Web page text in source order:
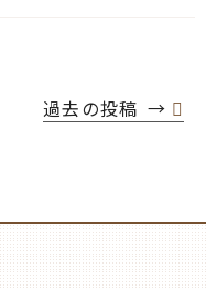
過去の投稿 →